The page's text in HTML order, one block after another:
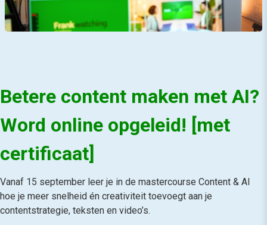
Betere content maken met AI?
Word online opgeleid! [met
certificaat]
Vanaf 15 september leer je in de mastercourse Content & AI
hoe je meer snelheid én creativiteit toevoegt aan je
contentstrategie, teksten en video’s.